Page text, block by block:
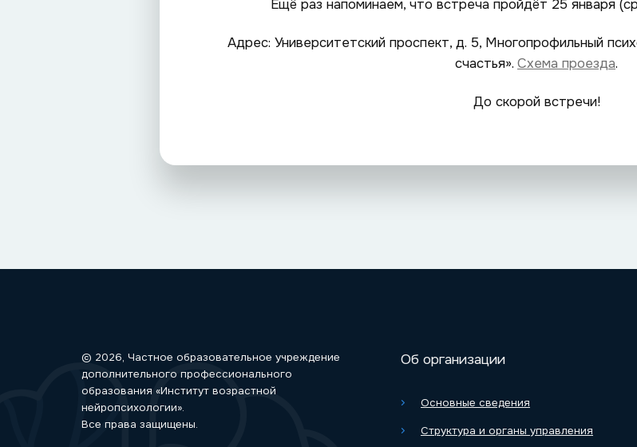
Ещё раз напоминаем, что встреча пройдёт 25 января
Адрес: Университетский проспект, д. 5, Многопрофильный
счастья». Схема проезда.
До скорой встречи!
© 2026, Частное образовательное учреждение
дополнительного профессионального
образования «Институт возрастной
нейропсихологии».
Все права защищены.
Об организации
Основные сведения
Структура и органы управления